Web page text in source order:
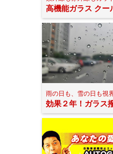
高機能ガラス クー
雨の日も、雪の日も視
効果２年！ガラス